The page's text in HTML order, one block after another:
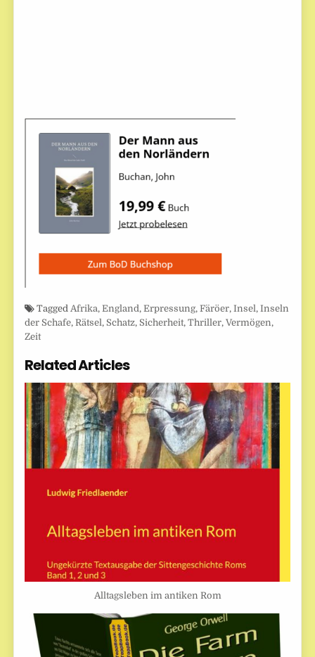
Tagged Afrika,England ,Erpressung,Färöer,Insel ,Inseln
der Schafe, Rätsel , Schatz, Sicherheit,Thriller,Vermögen,
Zeit
Related Articles
Alltagsleben im antiken Rom